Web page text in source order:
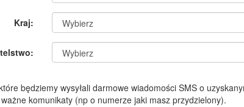
Kraj:
będziemy wysyłali darmowe wiadomości SMS o
komunikaty (np o numerze jaki masz przydzielony).